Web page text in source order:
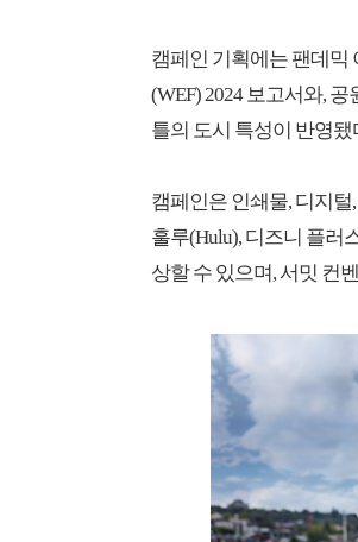
캠페인 기획에는 팬데믹
(WEF) 2024 보고서와,
틀의 도시 특성이 반영됐
캠페인은 인쇄물, 디지
훌루(Hulu), 디즈니 플러
상할 수 있으며, 서밋 컨